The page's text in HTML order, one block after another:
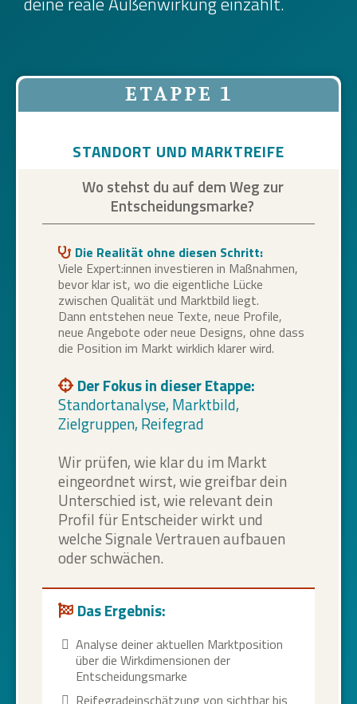
ETAPPE 1
STANDORT UND MARKTREIFE
Wo stehst du auf dem Weg zur
Entscheidungsmarke?
Die Realität ohne diesen Schritt:
Viele Expert:innen investieren in Maßnahmen,
bevor klar ist, wo die eigentliche Lücke
zwischen Qualität und Marktbild liegt.
Dann entstehen neue Texte, neue Profile,
neue Angebote oder neue Designs, ohne dass
die Position im Markt wirklich klarer wird.
Der Fokus in dieser Etappe:
Standortanalyse, Marktbild,
Zielgruppen, Reifegrad
Wir prüfen, wie klar du im Markt
eingeordnet wirst, wie greifbar dein
Unterschied ist, wie relevant dein
Profil für Entscheider wirkt und
welche Signale Vertrauen aufbauen
oder schwächen.
Das Ergebnis:
Analyse deiner aktuellen Marktposition
über die Wirkdimensionen der
Entscheidungsmarke
Reifegradeinschätzung von sichtbar bis